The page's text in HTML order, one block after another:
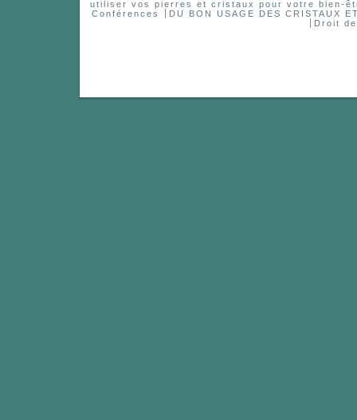
utiliser vos pierres et cristaux pour votre bien-
Conférences
DU BON USAGE DES CRISTAUX
Droit